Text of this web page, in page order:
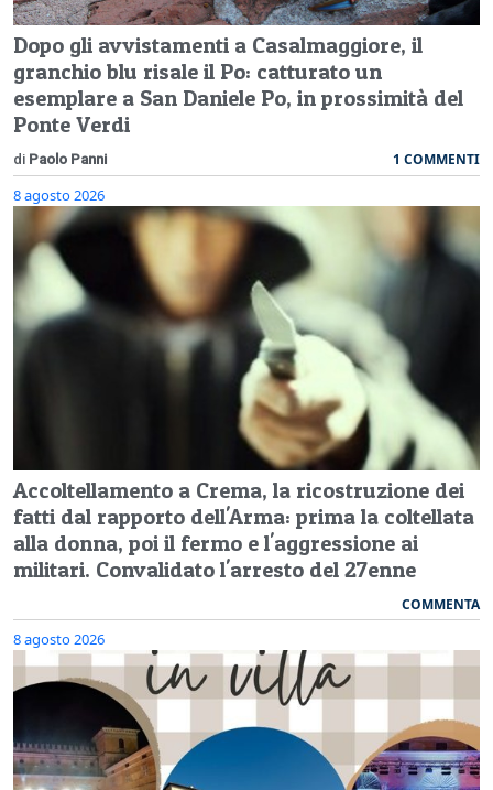
Dopo gli avvistamenti a Casalmaggiore, il
granchio blu risale il Po: catturato un
esemplare a San Daniele Po, in prossimità del
Ponte Verdi
di Paolo Panni 1 COMMENTI
8 agosto 2026
Accoltellamento a Crema, la ricostruzione dei
fatti dal rapporto dell'Arma: prima la coltellata
alla donna, poi il fermo e l'aggressione ai
militari. Convalidato l'arresto del 27enne
COMMENTA
8 agosto 2026